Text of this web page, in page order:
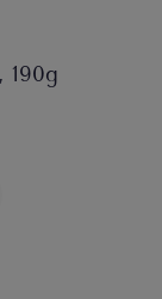
190g